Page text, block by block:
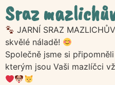
Sraz
JARNÍ SRAZ
skvělé náladě!
Společně jsme si
kterým jsou Vaši mazlíčci